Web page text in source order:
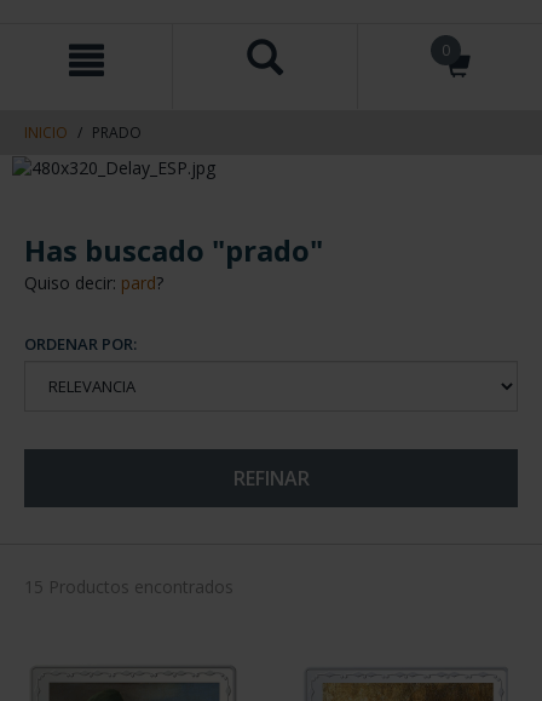
contenido
navegacin
0
INICIO PRADO
Has buscado "prado"
Quiso decir: pard?
ORDENAR POR:
REFINAR
15 Productos encontrados